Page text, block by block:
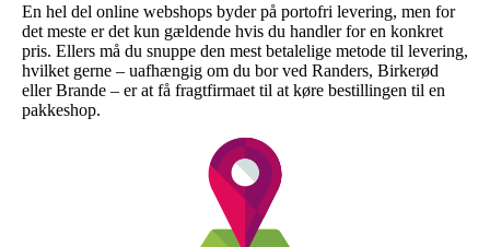
En hel del online webshops byder på portofri levering, men for
det meste er det kun gældende hvis du handler for en konkret
pris. Ellers må du snuppe den mest betalelige metode til levering,
hvilket gerne – uafhængig om du bor ved Randers, Birkerød
eller Brande – er at få fragtfirmaet til at køre bestillingen til en
pakkeshop.